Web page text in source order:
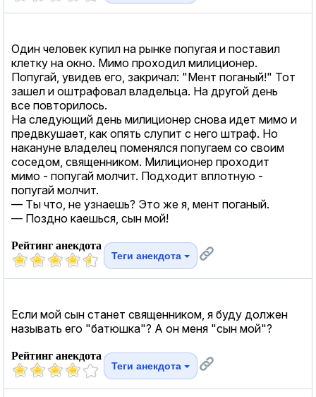
Один человек купил на рынке попугая и поставил
клетку на окно. Мимо проходил милиционер.
Попугай, увидев его, закричал: "Мент поганый!" Тот
зашел и оштрафовал владельца. На другой день
все повторилось.
На следующий день милиционер снова идет мимо и
предвкушает, как опять слупит с него штраф. Но
накануне владелец поменялся попугаем со своим
соседом, священником. Милиционер проходит
мимо - попугай молчит. Подходит вплотную -
попугай молчит.
— Ты что, не узнаешь? Это же я, мент поганый.
— Поздно каешься, сын мой!
Рейтинг анекдота
Теги анекдота
Если мой сын станет священником, я буду должен
называть его "батюшка"? А он меня "сын мой"?
Рейтинг анекдота
Теги анекдота